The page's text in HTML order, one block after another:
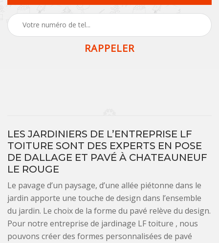
LES JARDINIERS DE L’ENTREPRISE LF
TOITURE SONT DES EXPERTS EN POSE
DE DALLAGE ET PAVÉ À CHATEAUNEUF
LE ROUGE
Le pavage d’un paysage, d’une allée piétonne dans le
jardin apporte une touche de design dans l’ensemble
du jardin. Le choix de la forme du pavé relève du design.
Pour notre entreprise de jardinage LF toiture , nous
pouvons créer des formes personnalisées de pavé